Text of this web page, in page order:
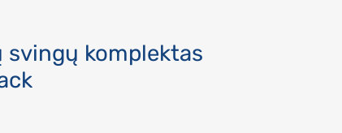
komplektas